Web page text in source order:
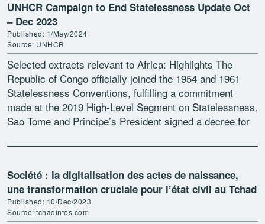
UNHCR Campaign to End Statelessness Update Oct
– Dec 2023
Published: 1/May/2024
Source: UNHCR
Selected extracts relevant to Africa: Highlights The
Republic of Congo officially joined the 1954 and 1961
Statelessness Conventions, fulfilling a commitment
made at the 2019 High-Level Segment on Statelessness.
Sao Tome and Principe’s President signed a decree for
Société : la digitalisation des actes de naissance,
une transformation cruciale pour l’état civil au Tchad
Published: 10/Dec/2023
Source: tchadinfos.com